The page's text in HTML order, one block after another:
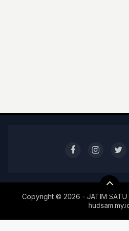
Copyright © 2026 - JATIM